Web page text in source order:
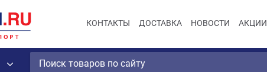
КОНТАКТЫ ДОСТАВКА НОВОСТИ АКЦИИ